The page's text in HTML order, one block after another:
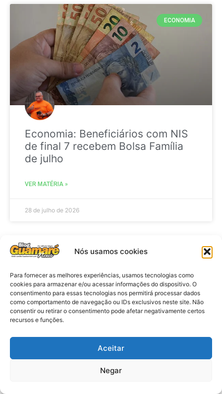
Nós usamos cookies
Para fornecer as melhores experiências, usamos tecnologias como
cookies para armazenar e/ou acessar informações do dispositivo. O
consentimento para essas tecnologias nos permitirá processar dados
como comportamento de navegação ou IDs exclusivos neste site. Não
consentir ou retirar o consentimento pode afetar negativamente certos
recursos e funções.
Aceitar
Negar
ECONOMIA
Economia: Beneficiários com NIS
de final 7 recebem Bolsa Família
de julho
VER MATÉRIA »
28 de julho de 2026
NOTICIA POLICIAL
Policia: Suspeito de matar homem